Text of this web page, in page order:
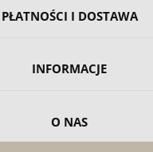
PŁATNOŚCI I DOSTAWA
INFORMACJE
O NAS